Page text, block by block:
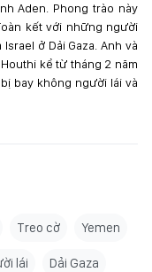
Aden. Phong trào này
kết với những người
ở Dải Gaza. Anh và
kể từ tháng 2 năm
bay không người lái và
Treo cờ Yemen
lái Dải Gaza